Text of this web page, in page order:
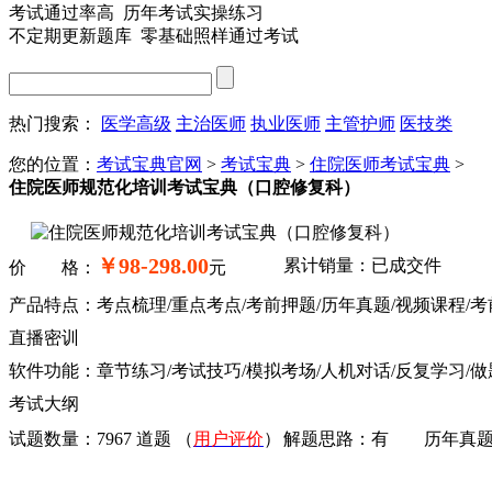
考试通过率高 历年考试实操练习
不定期更新题库 零基础照样通过考试
热门搜索： 医学高级 主治医师 执业医师 主管护师 医技类
您的位置： 考试宝典官网 > 考试宝典 > 住院医师考试宝典 >
住院医师规范化培训考试宝典（口腔修复科）
价 格： ￥98-298.00元 累计销量：已成交件
产品特点：考点梳理/重点考点/考前押题/历年真题/视频课程/考
直播密训
软件功能：章节练习/考试技巧/模拟考场/人机对话/反复学习/做
考试大纲
试题数量： 7967 道题 （ 用户评价） 解题思路： 有 历年真题